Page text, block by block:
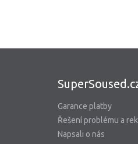
Garance platby
Řešení problému a
Napsali o nás